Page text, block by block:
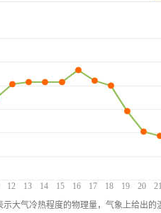
12 13 14 15 16 17 18 19 20
示大气冷热程度的物理量，气象上给出